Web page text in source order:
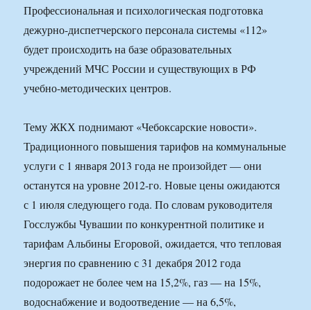
Профессиональная и психологическая подготовка
дежурно-диспетчерского персонала системы «112»
будет происходить на базе образовательных
учреждений МЧС России и существующих в РФ
учебно-методических центров.
Тему ЖКХ поднимают «Чебоксарские новости».
Традиционного повышения тарифов на коммунальные
услуги с 1 января 2013 года не произойдет — они
останутся на уровне 2012-го. Новые цены ожидаются
с 1 июля следующего года. По словам руководителя
Госслужбы Чувашии по конкурентной политике и
тарифам Альбины Егоровой, ожидается, что тепловая
энергия по сравнению с 31 декабря 2012 года
подорожает не более чем на 15,2%, газ — на 15%,
водоснабжение и водоотведение — на 6,5%,